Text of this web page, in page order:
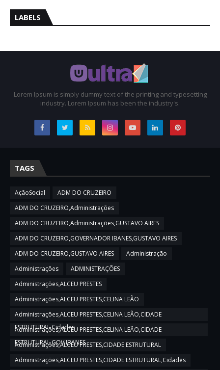
LABELS
Lorem Ipsum is simply dummy text of the printing and typesetting
industry. Lorem Ipsum has been the industry's.
TAGS
AçãoSocial
ADM DO CRUZEIRO
ADM DO CRUZEIRO,Administrações
ADM DO CRUZEIRO,Administrações,GUSTAVO AIRES
ADM DO CRUZEIRO,GOVERNADOR IBANES,GUSTAVO AIRES
ADM DO CRUZEIRO,GUSTAVO AIRES
Administração
Administrações
ADMINISTRAÇÕES
Administrações,ALCEU PRESTES
Administrações,ALCEU PRESTES,CELINA LEÃO
Administrações,ALCEU PRESTES,CELINA LEÃO,CIDADE
ESTRUTURAL,Cidades
Administrações,ALCEU PRESTES,CELINA LEÃO,CIDADE
ESTRUTURAL,GOV IBANES
Administrações,ALCEU PRESTES,CIDADE ESTRUTURAL
Administrações,ALCEU PRESTES,CIDADE ESTRUTURAL,Cidades